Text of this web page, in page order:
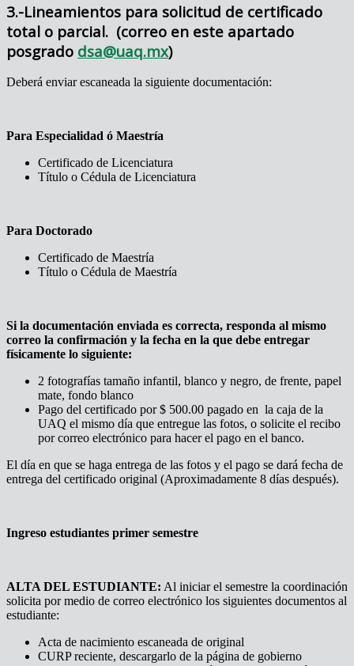
3.-Lineamientos para solicitud de certificado
total o parcial. (correo en este apartado
posgrado dsa@uaq.mx)
Deberá enviar escaneada la siguiente documentación:
Para Especialidad ó Maestría
Certificado de Licenciatura
Título o Cédula de Licenciatura
Para Doctorado
Certificado de Maestría
Título o Cédula de Maestría
Si la documentación enviada es correcta, responda al mismo
correo la confirmación y la fecha en la que debe entregar
físicamente lo siguiente:
2 fotografías tamaño infantil, blanco y negro, de frente, papel
mate, fondo blanco
Pago del certificado por $ 500.00 pagado en la caja de la
UAQ el mismo día que entregue las fotos, o solicite el recibo
por correo electrónico para hacer el pago en el banco.
El día en que se haga entrega de las fotos y el pago se dará fecha de
entrega del certificado original (Aproximadamente 8 días después).
Ingreso estudiantes primer semestre
ALTA DEL ESTUDIANTE: Al iniciar el semestre la coordinación
solicita por medio de correo electrónico los siguientes documentos al
estudiante:
Acta de nacimiento escaneada de original
CURP reciente, descargarlo de la página de gobierno